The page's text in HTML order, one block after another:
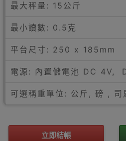
最大秤量: 15公斤
最小讀數: 0.5克
平台尺寸: 250 x 185mm
電源: 內置儲電池 DC 4V,
可選稱重單位: 公斤, 磅 ,
立即結帳